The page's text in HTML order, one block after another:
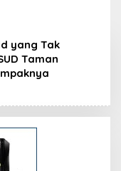
yang Tak
Taman